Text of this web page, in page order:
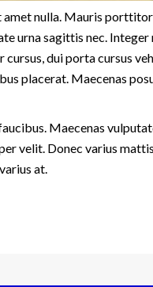
nulla. Mauris
urna sagittis nec.
dui porta cursus
placerat. Maecenas
Maecenas
velit. Donec varius
at.